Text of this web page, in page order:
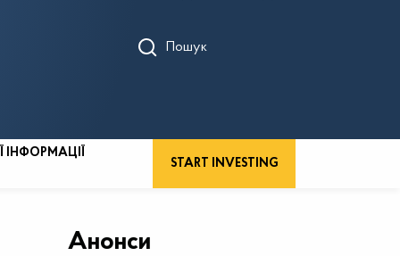
Пошук
START INVESTING
Анонси